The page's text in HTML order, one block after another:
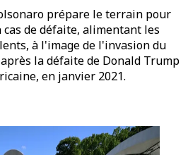
prépare le terrain pour
de défaite, alimentant les
à l'image de l'invasion du
la défaite de Donald Trump
en janvier 2021.